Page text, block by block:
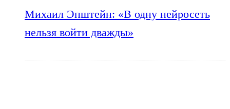
Михаил Эпштейн: «В одну нейросеть
нельзя войти дважды»